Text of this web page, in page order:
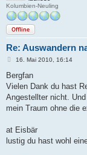
Kolumbien-Neuling
Offline
Re: Auswandern
B
i
r
a
g
16. Mai 2010, 16:14
Bergfan
Vielen Dank du hast
Angestellter nicht.
mein Traum ohne die
at Eisbär
lustig du hast wohl